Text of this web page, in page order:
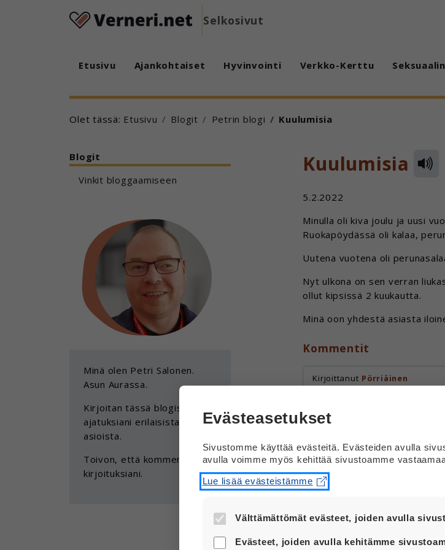
Selkosivut
Etusivu Ajankohtaiset Hyvinvointi Verkko-Kerttu
Olet tässä: Etusivu Blogit Petrin blogi Kuulumisia
Blogit
Vinkit bloggaamiseen
Minä olen Petri Salonen.
Asun Aurassa.
Kirjoitan tässä blogissa
ajatuksiani erilaisista
asioista.
Toivon, että kommentoit
kirjoituksiani.
Kuulumisia
5.2.2022
Minulla oli kiva joulu ja uusi
Ruokapöydässä oli kalaa,
Uutena vuotena oli
Nyt ulkona on sen verran
ollut kipsissä 2 kuukautta.
Minä oon yhdestä asiasta
Kommentit
Kirjoittanut Pörriäinen
Kirjoittanut Emmi
Sulla on hyviä kirjoituksia
Kommentoi
Jos haluat kertoa mielipiteesi
Evästeasetukset
Sivustomme käyttää evästeitä. Evästeiden avulla
avulla voimme myös kehittää sivustoamme
Lue lisää evästeistämme
Välttämättömät evästeet, joiden avulla
Nämä evästeet ovat aina käytössä, jotta
Evästeet, joiden avulla kehitämme